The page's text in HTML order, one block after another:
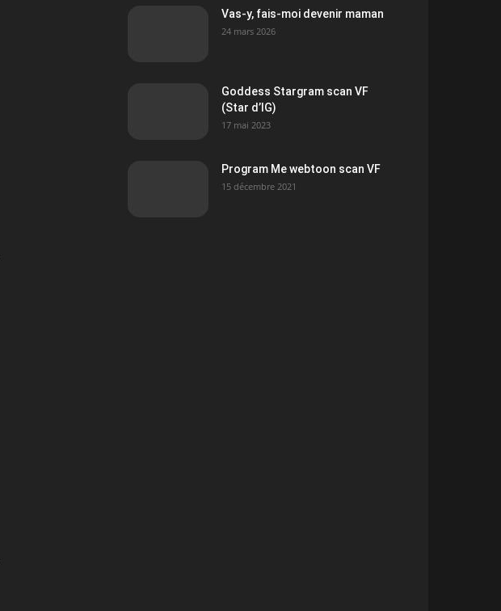
Vas-y, fais-moi devenir maman
24 mars 2026
Goddess Stargram scan VF
(Star d’IG)
17 mai 2023
Program Me webtoon scan VF
15 décembre 2021